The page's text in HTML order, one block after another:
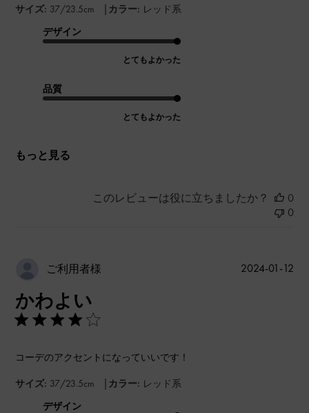
サイズ: 37/23.5cm | カラー: レッド系
デザイン
とてもよかった
品質
とてもよかった
もっと見る
このレビューは役に立ちましたか？
0
0
ご利用者様
かわよい
コーデのアクセントになっていいです！
サイズ: 37/23.5cm | カラー: レッド系
デザイン
公
2024-01-12